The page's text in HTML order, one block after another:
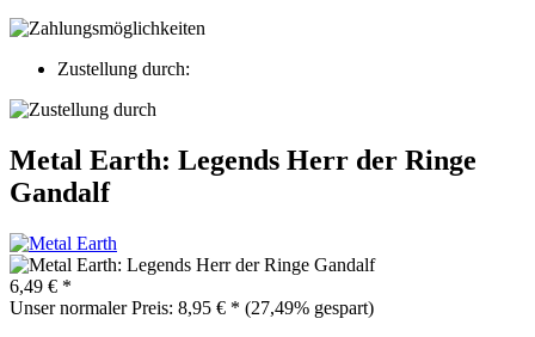
Zustellung durch:
Metal Earth: Legends Herr der Ringe
Gandalf
6,49 € *
Unser normaler Preis: 8,95 € * (27,49% gespart)